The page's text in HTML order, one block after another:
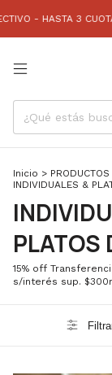
- HASTA 3
Inicio > PRODUCTOS
INDIVIDUALES &
PLATOS
15% off
s/interés sup.